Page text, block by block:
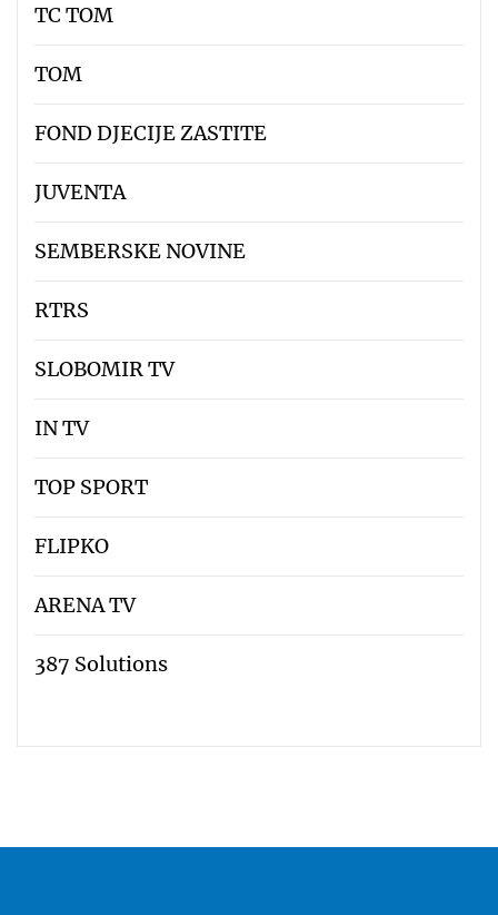
TC TOM
TOM
FOND DJECIJE ZASTITE
JUVENTA
SEMBERSKE NOVINE
RTRS
SLOBOMIR TV
IN TV
TOP SPORT
FLIPKO
ARENA TV
387 Solutions